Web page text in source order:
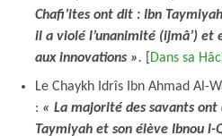
Chafi’ites ont dit : Ibn
il a violé l’unanimité (ijmâ’)
aux innovations ». Dans sa
Le Chaykh Idrîs Ibn Ahmad Al-
: « La majorité des savants ont
Taymiyah et son élève Ibnou l-